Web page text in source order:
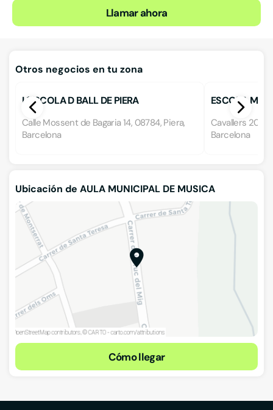
Llamar ahora
Otros negocios en tu zona
L´ESCOLA D BALL DE PIERA
Calle Mossent de Bagaria 14, 08784, Piera,
Barcelona
ESCOLA
Cavallers 20,
Barcelona
Ubicación de AULA MUNICIPAL DE MUSICA
Cómo llegar